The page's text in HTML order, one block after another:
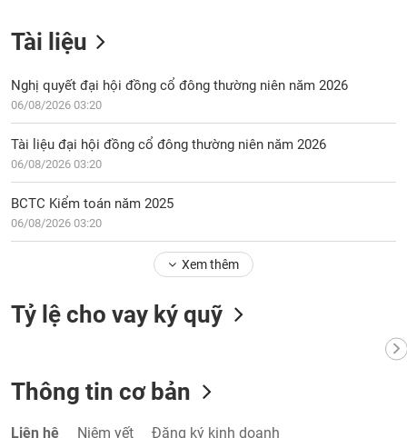
Tài liệu
Nghị quyết đại hội đồng cổ đông thường niên năm 2026
06/08/2026 03:20
Tài liệu đại hội đồng cổ đông thường niên năm 2026
06/08/2026 03:20
BCTC Kiểm toán năm 2025
06/08/2026 03:20
Xem thêm
Tỷ lệ cho vay ký quỹ
Thông tin cơ bản
Liên hệ Niêm yết Đăng ký kinh doanh